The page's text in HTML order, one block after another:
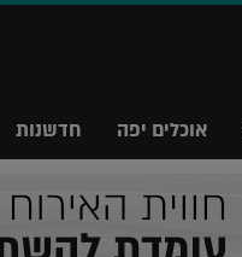
אוכלים יפה חדשנות